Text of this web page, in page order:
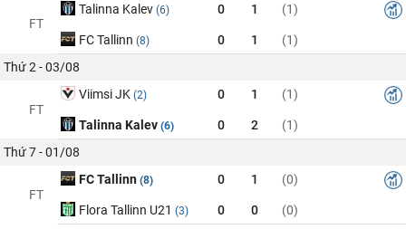
FT
Talinna Kalev (6) 0 1 (1)
FC Tallinn (8) 0 1
(1)
Thứ 2 - 03/08
FT
Viimsi JK (2) 0 1 (1)
Talinna Kalev (6) 0 2
(1)
Thứ 7 - 01/08
FT
FC Tallinn (8) 0 1 (0)
Flora Tallinn U21 (3) 0 0 (0)